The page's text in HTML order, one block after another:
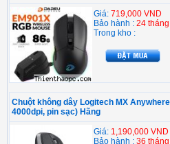
Giá: 719,000 VND
Bảo hành : 24 tháng
Trong kho :
Chuột không dây Logitech MX
4000dpi, pin sạc) Hãng
Giá: 1,190,000 VND
Bảo hành : 36 tháng